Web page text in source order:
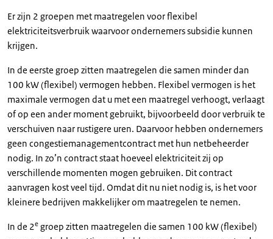
Er zijn 2 groepen met maatregelen voor flexibel
elektriciteitsverbruik waarvoor ondernemers subsidie kunnen
krijgen.
In de eerste groep zitten maatregelen die samen minder dan
100 kW (flexibel) vermogen hebben. Flexibel vermogen is het
maximale vermogen dat u met een maatregel verhoogt, verlaagt
of op een ander moment gebruikt, bijvoorbeeld door verbruik te
verschuiven naar rustigere uren. Daarvoor hebben ondernemers
geen congestiemanagementcontract met hun netbeheerder
nodig. In zo’n contract staat hoeveel elektriciteit zij op
verschillende momenten mogen gebruiken. Dit contract
aanvragen kost veel tijd. Omdat dit nu niet nodig is, is het voor
kleinere bedrijven makkelijker om maatregelen te nemen.
In de 2e groep zitten maatregelen die samen 100 kW (flexibel)